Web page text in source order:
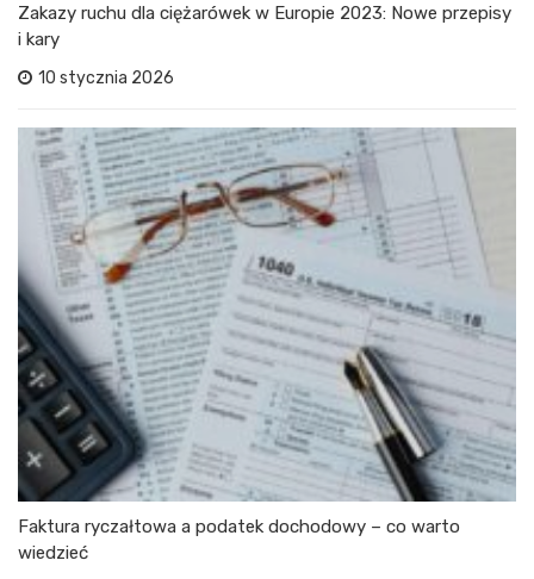
Zakazy ruchu dla ciężarówek w Europie 2023: Nowe przepisy
i kary
10 stycznia 2026
Faktura ryczałtowa a podatek dochodowy – co warto
wiedzieć